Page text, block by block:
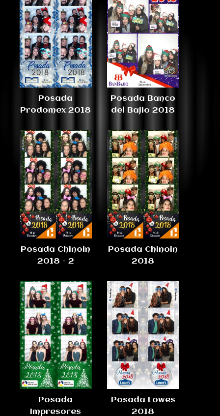
Posada
Prodomex 2018
Posada Banco
del Bajio 2018
Posada Chinoin
2018 - 2
Posada Chinoin
2018
Posada
Impresores
Posada Lowes
2018